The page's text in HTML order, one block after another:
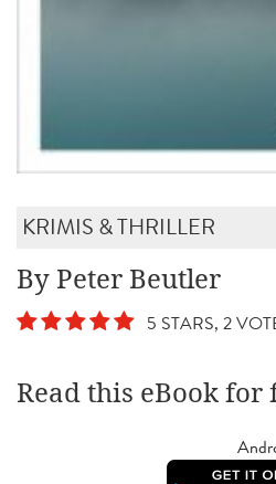
KRIMIS & THRILLER
By Peter Beutler
5 STARS, 2
Read this eBook